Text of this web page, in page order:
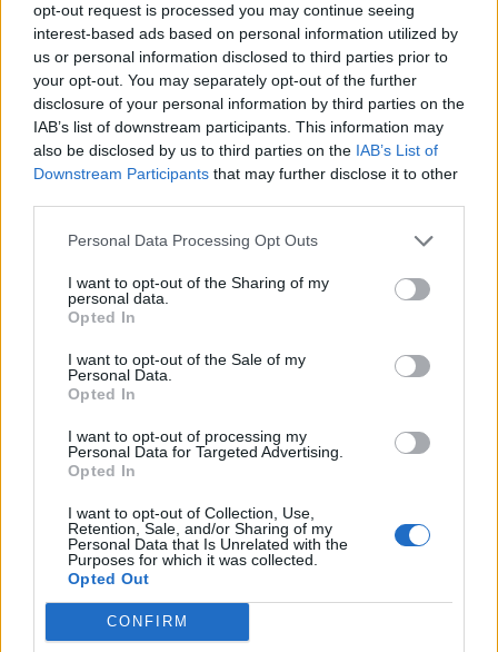
opt-out request is processed you may continue seeing
interest-based ads based on personal information utilized by
us or personal information disclosed to third parties prior to
your opt-out. You may separately opt-out of the further
disclosure of your personal information by third parties on the
IAB’s list of downstream participants. This information may
also be disclosed by us to third parties on the IAB’s List of
Downstream Participants that may further disclose it to other
Personal Data Processing Opt Outs
I want to opt-out of the Sharing of my
personal data.
Opted In
I want to opt-out of the Sale of my
Personal Data.
Opted In
I want to opt-out of processing my
Personal Data for Targeted Advertising.
Opted In
I want to opt-out of Collection, Use,
Retention, Sale, and/or Sharing of my
Personal Data that Is Unrelated with the
Purposes for which it was collected.
Opted Out
CONFIRM
Mogliano Veneto Rugby: Peruzzo; Drago A.,
Vanzella, Magni, Schiabel; Favaretto, Bellotto;
Koroiyadi, Finotto (Cap.), Casartelli; Bruno,
Midena; Genovese, Ferraro, Gentile
A disposizione: Bonan, De Sarro, Lipera,
Teneggi
. Casellato
FEMI-CZ Rovigo:
Ferrario (cap.), Moscardi, Lertora; Thomson,
Oliver; Casado Sandri, Cosi, Malaspina;
Sanavia.
Steolo, Ortis, Krsul, Gesi, Sante.
Giazzon
Daniele Pompa (Chieti)